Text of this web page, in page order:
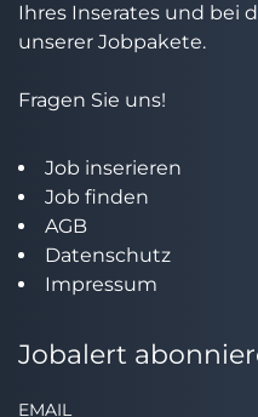
Ihres Inserates und bei
unserer Jobpakete.
Fragen Sie uns!
Job inserieren
Job finden
AGB
Datenschutz
Impressum
Jobalert
EMAIL